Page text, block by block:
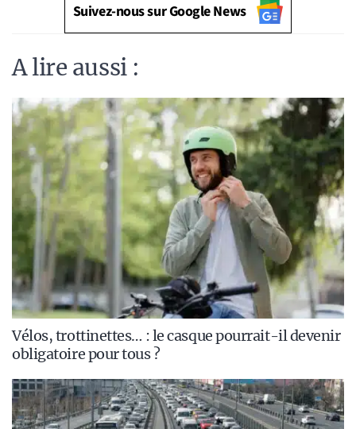
Suivez-nous sur Google News
A lire aussi :
Vélos, trottinettes… : le casque pourrait-il devenir
obligatoire pour tous ?